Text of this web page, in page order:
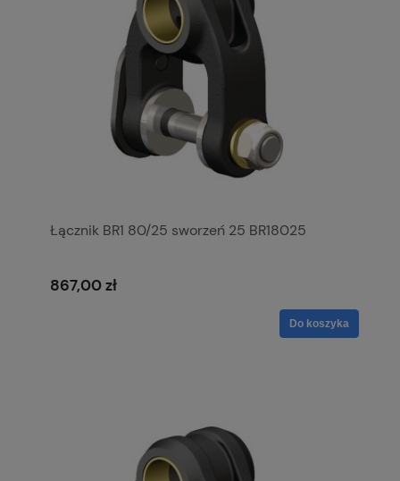
Łącznik BR1 80/25 sworzeń 25 BR18025
867,00 zł
Do koszyka